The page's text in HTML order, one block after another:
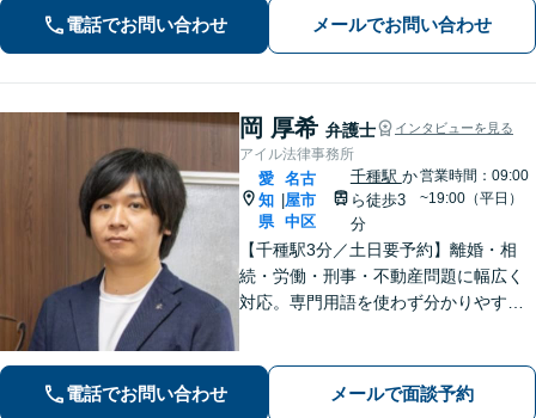
め、まずは気軽にご相談ください。
【土日祝対応可、夜間対応可】【オン
電話でお問い合わせ メールでお問い合わせ
岡 厚希 弁護士 インタビューを見る
アイル法律事務所
愛
知
県
名古
屋市
中区
千種駅 か
ら徒歩3
分
営業時間：09:00
~19:00（平日）
【千種駅3分／土日要予約】離婚・相
続・労働・刑事・不動産問題に幅広く
対応。専門用語を使わず分かりやすく
最適な解決策まで、期待を超える「必
要十分以上」のサポートをご提供しま
電話でお問い合わせ メールで面談予約